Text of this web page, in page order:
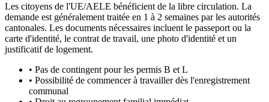
Les citoyens de l'UE/AELE bénéficient de la libre circulation. La
demande est généralement traitée en 1 à 2 semaines par les autorités
cantonales. Les documents nécessaires incluent le passeport ou la
carte d'identité, le contrat de travail, une photo d'identité et un
justificatif de logement.
• Pas de contingent pour les permis B et L
• Possibilité de commencer à travailler dès l'enregistrement
communal